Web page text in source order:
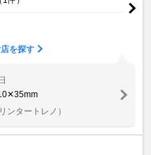
を探す
ンタートレノ）